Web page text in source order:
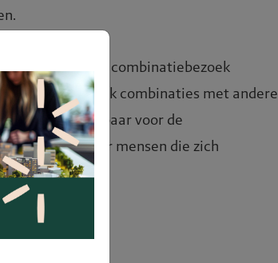
door het combinatiebezoek
of worden er ook combinaties met andere
alleen bruikbaar voor de
inzichten voor mensen die zich